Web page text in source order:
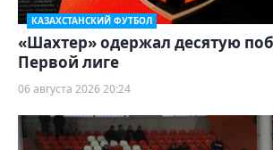
КАЗАХСТАНСКИЙ ФУТБОЛ
«Шахтер» одержал десятую
Первой лиге
06 августа 2026 20:24